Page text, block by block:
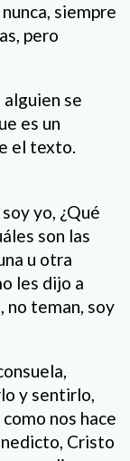
siempre
pero
alguien se
es un
el texto.
yo, ¿Qué
son las
u otra
les dijo a
no teman, soy
y sentirlo,
nos hace
Cristo